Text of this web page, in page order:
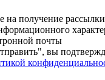
на получение
почты
вы